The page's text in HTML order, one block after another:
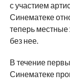
с участием
Синематеке
теперь местные
без нее.
В течение
Синематеке